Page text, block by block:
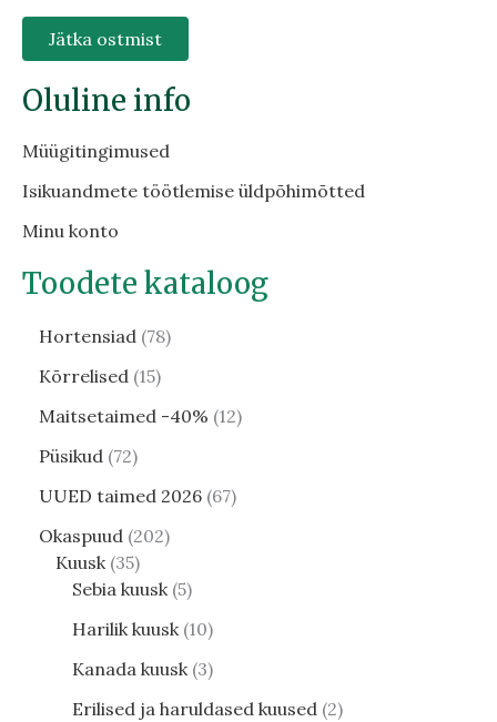
Jätka ostmist
Oluline info
Müügitingimused
Isikuandmete töötlemise üldpõhimõtted
Minu konto
Toodete kataloog
Hortensiad 78
Kõrrelised 15
Maitsetaimed -40% 12
Püsikud 72
UUED taimed 2026 67
Okaspuud 202
Kuusk 35
Sebia kuusk 5
Harilik kuusk 10
Kanada kuusk 3
Erilised ja haruldased kuused 2